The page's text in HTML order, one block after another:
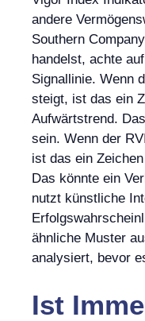
andere
Southern
handelst, achte
Signallinie. Wenn
steigt, ist das ein
Aufwärtstrend.
sein. Wenn der
ist das ein
Das könnte ein
nutzt künstliche
ähnliche Muster
analysiert, bevor
Ist